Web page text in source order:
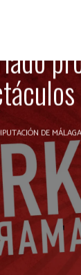
DE MÁLAGA